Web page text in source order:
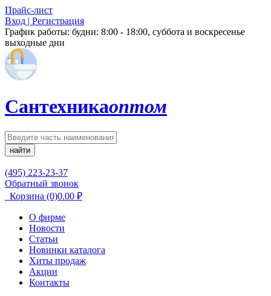
Прайс-лист
Вход | Регистрация
График работы: будни: 8:00 - 18:00, суббота и воскресенье
выходные дни
Сантехникаоптом
найти
(495) 223-23-37
Обратный звонок
Корзина (0)0.00 ₽
О фирме
Новости
Статьи
Новинки каталога
Хиты продаж
Акции
Контакты